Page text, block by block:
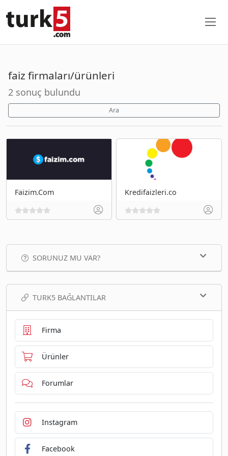
faiz firmaları/ürünleri
2 sonuç bulundu
Ara
Faizim.Com Kredifaizleri.co
SORUNUZ MU VAR?
TURK5 BAĞLANTILAR
Firma
Ürünler
Forumlar
Instagram
Facebook